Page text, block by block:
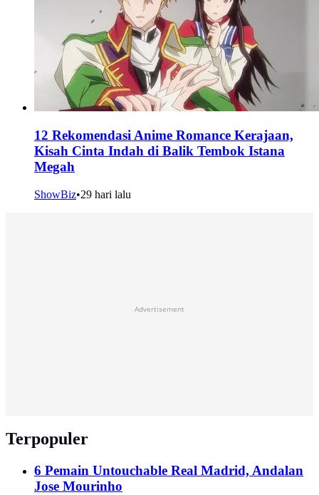
12 Rekomendasi Anime Romance Kerajaan,
Kisah Cinta Indah di Balik Tembok Istana
Megah
ShowBiz•29 hari lalu
Advertisement
Terpopuler
6 Pemain Untouchable Real Madrid, Andalan
Jose Mourinho